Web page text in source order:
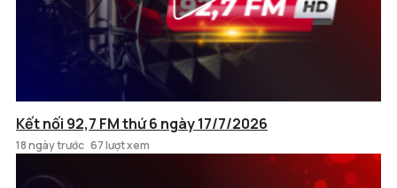
Kết nối 92,7 FM thứ 6 ngày 17/7/2026
18 ngày trước 67 lượt xem